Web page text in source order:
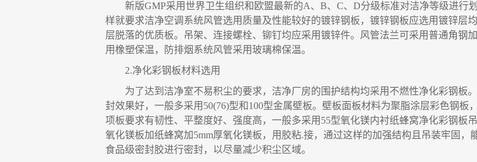
新版GMP采用世界卫生组织和欧盟最新的A、 B、 C、 D分级标准对洁净等级进行划
样就要求洁净空调系统风管选用质量及性能较好的镀锌钢板，镀锌钢板应选用镀锌层
层脱落的优质板。吊架、连接螺栓、铆钉均应采用镀锌件。风管法兰可采用普通角钢
用橡塑保温，防排烟系统风管采用玻璃棉保温。
2.净化彩钢板材料选用
为了达到洁净室不易积尘的要求 ， 洁净厂房的围护结构均采用不燃性净化彩钢板
封效果好， 一般多采用 50(76)型和100型金属壁板。壁板面板材料为聚脂涂层彩色钢板 ，
项板要求有韧性、平整度好、强度高，一般多采用 55型氧化镁内衬纸蜂窝净化彩钢板
氧化镁板加纸蜂窝加5mm厚氧化镁板 ， 用胶粘.接， 通过这样的加强结构且吊装牢固，
食品级密封胶进行密封， 以尽量减少积尘区域。